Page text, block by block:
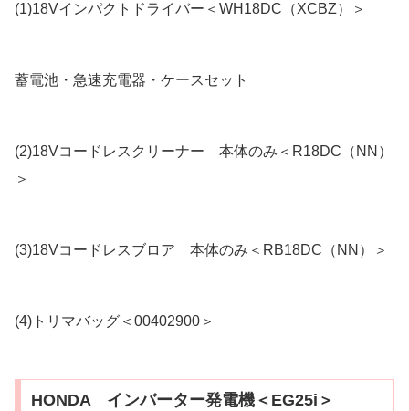
(1)18Vインパクトドライバー＜WH18DC（XCBZ）＞
蓄電池・急速充電器・ケースセット
(2)18Vコードレスクリーナー 本体のみ＜R18DC（NN）
＞
(3)18Vコードレスブロア 本体のみ＜RB18DC（NN）＞
(4)トリマバッグ＜00402900＞
HONDA インバーター発電機＜EG25i＞